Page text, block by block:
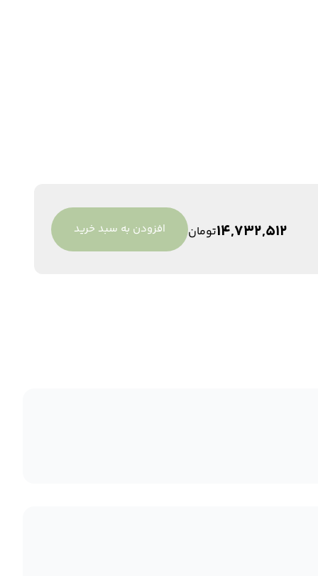
14,732,512تومان افزودن به سبد خرید